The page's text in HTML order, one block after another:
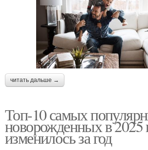
читать дальше →
Топ-10 самых
новорожденных в 2025
изменилось за год